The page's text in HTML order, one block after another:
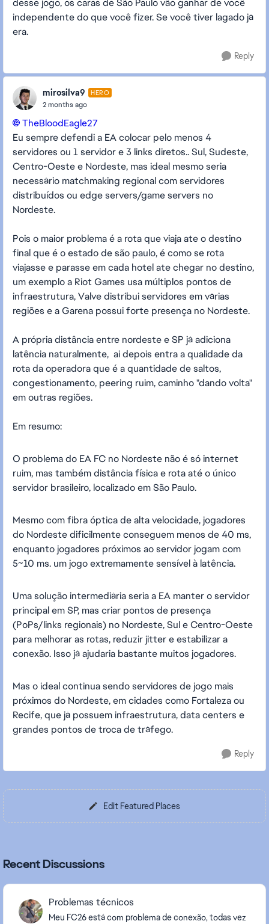
desse jogo, os caras de São Paulo vão ganhar de você
independente do que você fizer. Se você tiver lagado já
era.
Reply
mirosilva9 HERO
2 months ago
TheBloodEagle27​
Eu sempre defendi a EA colocar pelo menos 4
servidores ou 1 servidor e 3 links diretos.. Sul, Sudeste,
Centro-Oeste e Nordeste, mas ideal mesmo seria
necessário matchmaking regional com servidores
distribuídos ou edge servers/game servers no
Nordeste.
Pois o maior problema é a rota que viaja ate o destino
final que é o estado de são paulo, é como se rota
viajasse e parasse em cada hotel ate chegar no destino,
um exemplo a Riot Games usa múltiplos pontos de
infraestrutura, Valve distribui servidores em várias
regiões e a Garena possui forte presença no Nordeste.
A própria distância entre nordeste e SP já adiciona
latência naturalmente, ai depois entra a qualidade da
rota da operadora que é a quantidade de saltos,
congestionamento, peering ruim, caminho "dando volta"
em outras regiões.
Em resumo:
O problema do EA FC no Nordeste não é só internet
ruim, mas também distância física e rota até o único
servidor brasileiro, localizado em São Paulo.
Mesmo com fibra óptica de alta velocidade, jogadores
do Nordeste dificilmente conseguem menos de 40 ms,
enquanto jogadores próximos ao servidor jogam com
5~10 ms. um jogo extremamente sensível à latência.
Uma solução intermediária seria a EA manter o servidor
principal em SP, mas criar pontos de presença
(PoPs/links regionais) no Nordeste, Sul e Centro-Oeste
para melhorar as rotas, reduzir jitter e estabilizar a
conexão. Isso já ajudaria bastante muitos jogadores.
Mas o ideal continua sendo servidores de jogo mais
próximos do Nordeste, em cidades como Fortaleza ou
Recife, que já possuem infraestrutura, data centers e
grandes pontos de troca de tráfego.
Reply
Edit Featured Places
Recent Discussions
Problemas técnicos
Meu FC26 está com problema de conexão, todas vez